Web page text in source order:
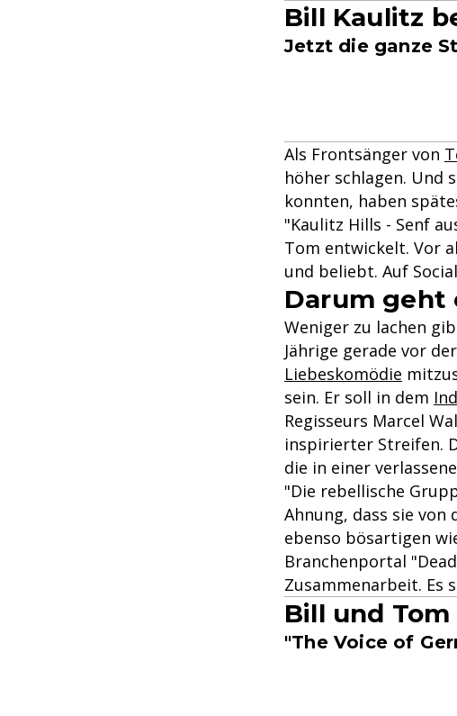
Bill Kaulitz
Jetzt die ganze
Als Frontsänger von
höher schlagen. Und
konnten, haben
"Kaulitz Hills - Senf
Tom entwickelt. Vor
und beliebt. Auf
Darum geht
Weniger zu lachen
Jährige gerade vor
Liebeskomödie
sein. Er soll in dem
Regisseurs Marcel
inspirierter Streifen.
die in einer
"Die rebellische
Ahnung, dass sie
ebenso bösartigen
Branchenportal
Zusammenarbeit. Es
Bill und
"The Voice of